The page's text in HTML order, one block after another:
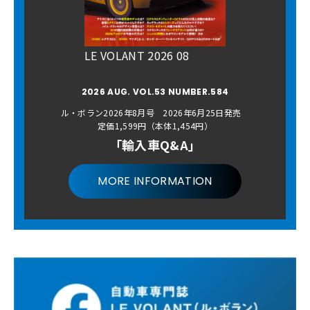
LE VOLANT 2026 08
2026 AUG. VOL.53 NUMBER.584
ル・ボラン2026年8月号 2026年6月25日発売
定価1,599円（本体1,454円）
「輸入車Q&A」
MORE INFORMATION